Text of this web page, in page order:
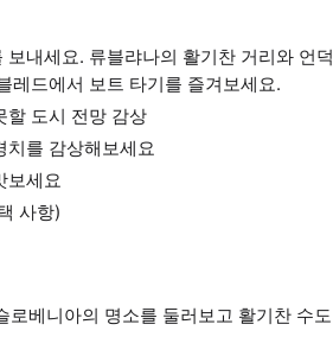
내세요. 류블랴나의 활기찬 거리와 언
레드에서 보트 타기를 즐겨보세요.
할 도시 전망 감상
치를 감상해보세요
보세요
사항)
베니아의 명소를 둘러보고 활기찬 수